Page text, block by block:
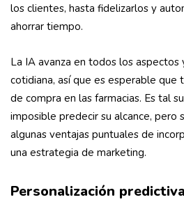
los clientes, hasta fidelizarlos y
ahorrar tiempo.
La IA avanza en todos los aspectos
cotidiana, así que es esperable que
de compra en las farmacias. Es tal
imposible predecir su alcance, pero
algunas ventajas puntuales de
una estrategia de marketing.
Personalización predictiva